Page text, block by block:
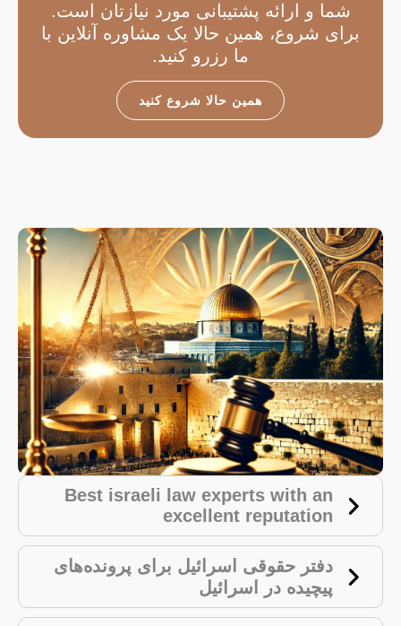
شما و ارائه پشتیبانی مورد نیازتان است.
برای شروع، همین حالا یک مشاوره آنلاین با
ما رزرو کنید.
همین حالا شروع کنید
Best israeli law experts with an
excellent reputation
دفتر حقوقی اسرائیل برای پرونده‌های
پیچیده در اسرائیل